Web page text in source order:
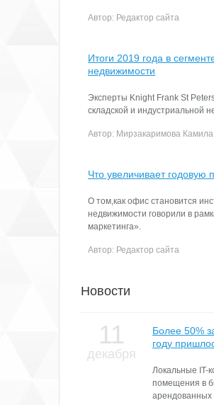
Автор: Редактор сайта
Итоги 2019 года в
недвижимости
Эксперты Knight Frank St
складской и индустриальной
Автор: Мирзакаримова Камила
Что увеличивает
О том,как офис становится
недвижимости говорили в
маркетинга».
Автор: Редактор сайта
Новости
11
декабря
Более 50%
году
Локальные IT-
помещения в
арендованных